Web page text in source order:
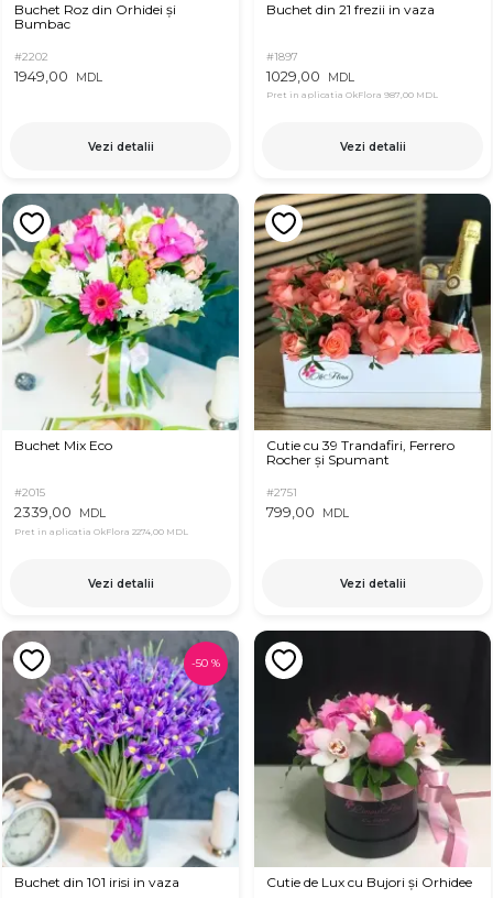
Buchet Roz din Orhidei și
Bumbac
#2202
1949,00 MDL
Vezi detalii
Buchet din 21 frezii in vaza
#1897
1029,00 MDL
Pret in aplicatia OkFlora 987,00 MDL
Vezi detalii
Buchet Mix Eco
#2015
2339,00 MDL
Pret in aplicatia OkFlora 2274,00 MDL
Vezi detalii
Cutie cu 39 Trandafiri, Ferrero
Rocher și Spumant
#2751
799,00 MDL
Vezi detalii
-50 %
Buchet din 101 irisi in vaza Cutie de Lux cu Bujori și Orhidee